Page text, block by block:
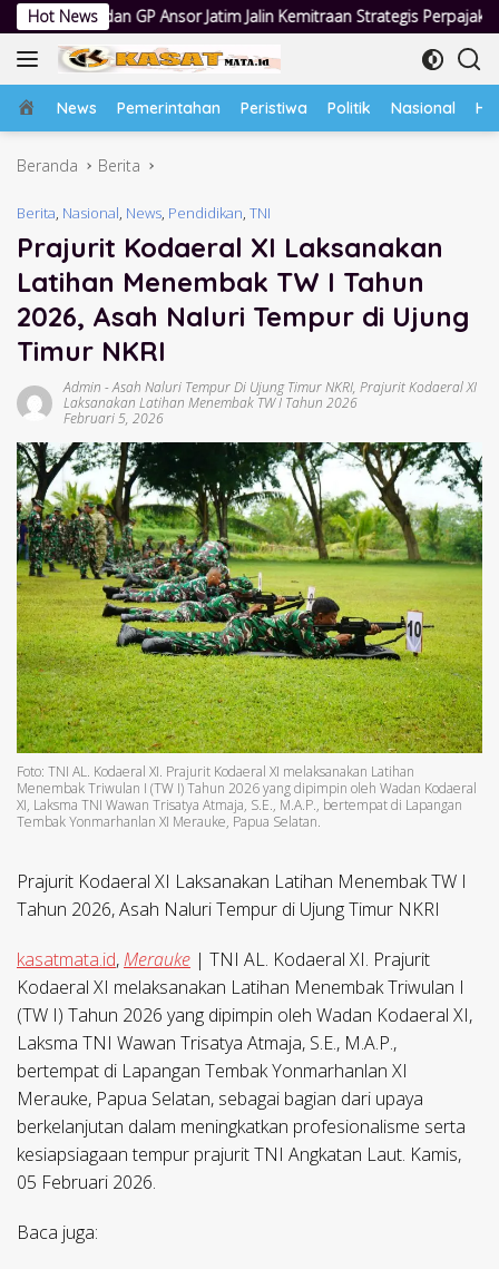
Langsung
ke
konten
Hot News
Jatim Jalin Kemitraan Strategis Perpajakan Jumat
Home
News Pemerintahan Peristiwa Politik Nasional
Beranda Berita
Berita, Nasional, News, Pendidikan, TNI
Prajurit Kodaeral XI Laksanakan
Latihan Menembak TW I Tahun
2026, Asah Naluri Tempur di Ujung
Timur NKRI
Admin -Asah Naluri Tempur Di Ujung Timur NKRI, Prajurit Kodaeral XI
Laksanakan Latihan Menembak TW I Tahun 2026
Februari 5, 2026
Foto: TNI AL. Kodaeral XI. Prajurit Kodaeral XI melaksanakan Latihan
Menembak Triwulan I (TW I) Tahun 2026 yang dipimpin oleh Wadan Kodaeral
XI, Laksma TNI Wawan Trisatya Atmaja, S.E., M.A.P., bertempat di Lapangan
Tembak Yonmarhanlan XI Merauke, Papua Selatan.
Prajurit Kodaeral XI Laksanakan Latihan Menembak TW I
Tahun 2026, Asah Naluri Tempur di Ujung Timur NKRI
kasatmata.id,Merauke | TNI AL. Kodaeral XI. Prajurit
Kodaeral XI melaksanakan Latihan Menembak Triwulan I
(TW I) Tahun 2026 yang dipimpin oleh Wadan Kodaeral XI,
Laksma TNI Wawan Trisatya Atmaja, S.E., M.A.P.,
bertempat di Lapangan Tembak Yonmarhanlan XI
Merauke, Papua Selatan, sebagai bagian dari upaya
berkelanjutan dalam meningkatkan profesionalisme serta
kesiapsiagaan tempur prajurit TNI Angkatan Laut. Kamis,
05 Februari 2026.
Baca juga: